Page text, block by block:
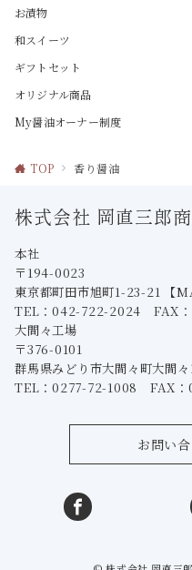
お漬物
和スイーツ
ギフトセット
オリジナル商品
My醤油オーナー制度
TOP 香り醤油
株式会社 岡直三郎
本社
〒194-0023
東京都町田市旭町1-23-21
【
TEL：042-722-2024 FAX
大間々工場
〒376-0101
群馬県みどり市大間々町大間
TEL：0277-72-1008 FAX：
お問い